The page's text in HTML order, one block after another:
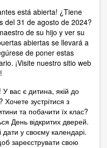
está abierta! ¿Tiene
del 31 de agosto de 2024?
de su hijo y ver su
abiertas se llevará a
de poner estas
¡Visite nuestro sitio web
У вас є дитина, якій до
зустрітися з
та побачити їх клас?
День відкритих дверей.
дати у своєму календарі.
зареєструвати свою